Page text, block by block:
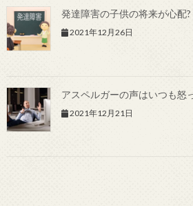
発達障害の子供の将来が心配?
2021年12月26日
アスペルガーの声はいつも怒
2021年12月21日